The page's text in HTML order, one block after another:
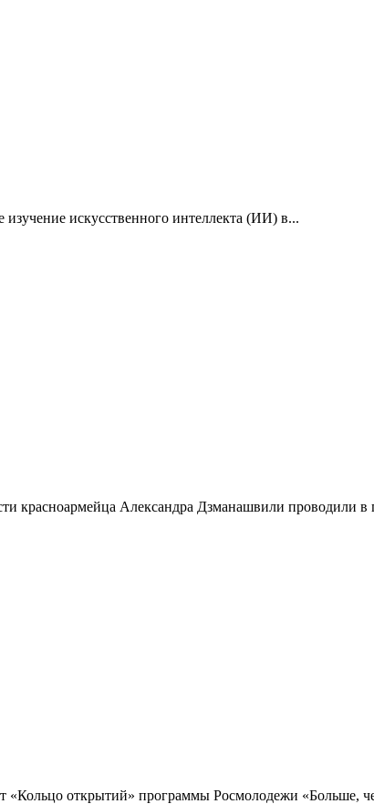
искусственного интеллекта (ИИ) в...
красноармейца Александра Дзманашвили проводили в
«Кольцо открытий» программы Росмолодежи «Больше,